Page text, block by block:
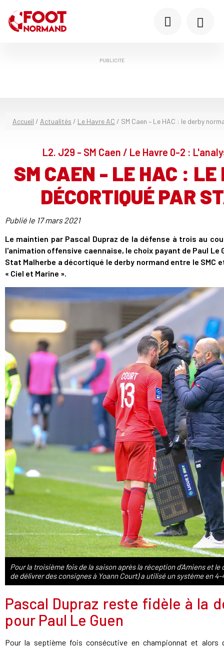
PUBLICITÉ
Accueil / Actualités / Le Havre AC / SM Caen – Le HAC : le derby
L2. J29 - SM Caen / Le Havre 0-2 :
SM CAEN - LE HAC : LE
DÉCORTIQUÉ PAR
Publié le 17 mars 2021
Le maintien par Pascal Dupraz de la défense à trois au
l'animation offensive caennaise, le choix payant de Paul Le
Stat Malherbe a décortiqué le derby normand entre le SMC
« Ciel et Marine ».
Pour la troisième fois de la saison après la réception d'Amiens et
de délivrer des consignes à Yoann Court) a utilisé un système en
Pascal Dupraz reste fidèle à la
pour Paul Le Guen
Pour la septième fois consécutive en championnat et